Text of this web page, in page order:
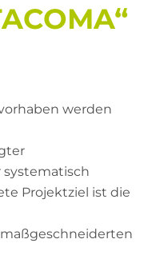
werden
Projektziel ist die